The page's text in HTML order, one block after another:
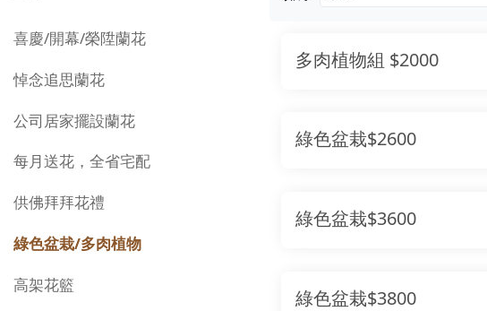
多肉植物組 $2000
綠色盆栽$2600
綠色盆栽$3600
綠色盆栽$3800
喜慶/開幕/榮陞蘭花
悼念追思蘭花
公司居家擺設蘭花
每月送花，全省宅配
供佛拜拜花禮
綠色盆栽/多肉植物
高架花籃